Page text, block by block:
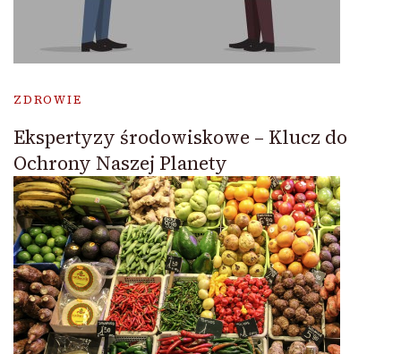
ZDROWIE
Ekspertyzy środowiskowe – Klucz do
Ochrony Naszej Planety